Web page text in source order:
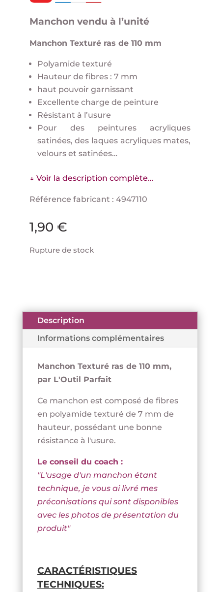
Manchon vendu à l’unité
Manchon Texturé ras de 110 mm
Polyamide texturé
Hauteur de fibres : 7 mm
haut pouvoir garnissant
Excellente charge de peinture
Résistant à l’usure
Pour des peintures acryliques
satinées, des laques acryliques mates,
velours et satinées…
↓ Voir la description complète…
Référence fabricant : 4947110
1,90 €
Rupture de stock
Description
Informations complémentaires
Manchon Texturé ras de 110 mm,
par L'Outil Parfait
Ce manchon est composé de fibres
en polyamide texturé de 7 mm de
hauteur, possédant une bonne
résistance à l'usure.
Le conseil du coach :
"L'usage d'un manchon étant
technique, je vous ai livré mes
préconisations qui sont disponibles
avec les photos de présentation du
produit"
CARACTÉRISTIQUES
TECHNIQUES: